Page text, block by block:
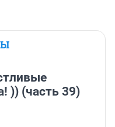
)) (часть 39)